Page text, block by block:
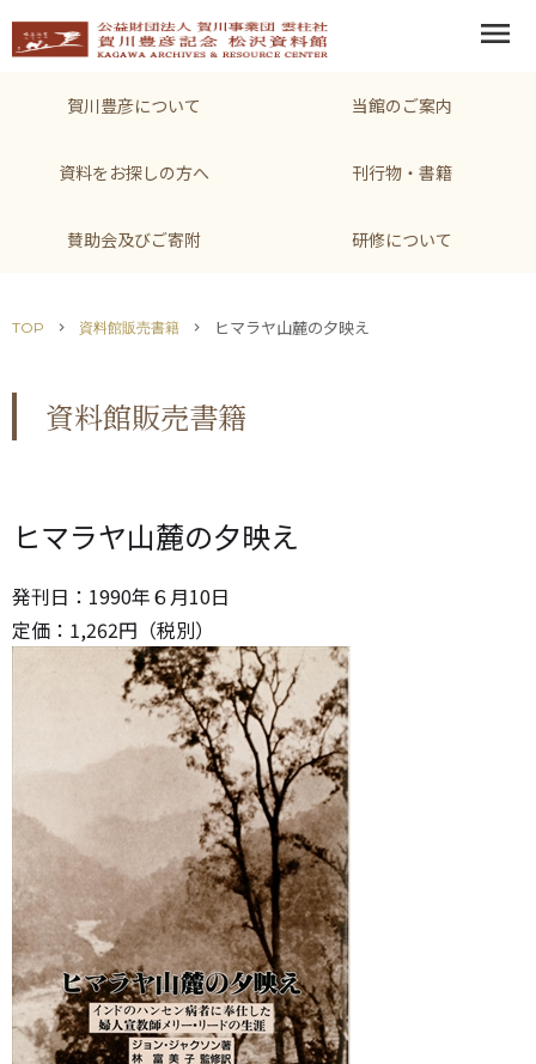
menu
賀川豊彦について 当館のご案内
資料をお探しの方へ 刊行物・書籍
賛助会及びご寄附 研修について
TOP chevron_right 資料館販売書籍 chevron_right ヒマラヤ山麓の夕映え
資料館販売書籍
ヒマラヤ山麓の夕映え
発刊日： 1990年６月10日
定価： 1,262円（税別）